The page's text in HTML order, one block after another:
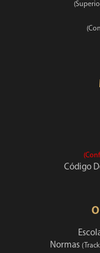
Código
Normas